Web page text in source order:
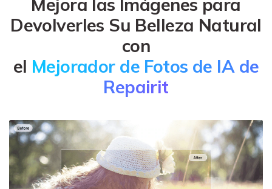
Devolverles Su Belleza Natural
con
Mejorador de Fotos de IA de
Repairit